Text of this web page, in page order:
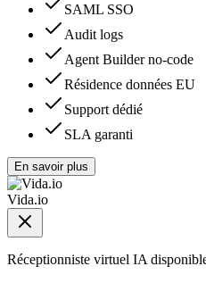
SAML SSO
Audit logs
Agent Builder no-code
Résidence données EU
Support dédié
SLA garanti
En savoir plus
Vida.io
Réceptionniste virtuel IA